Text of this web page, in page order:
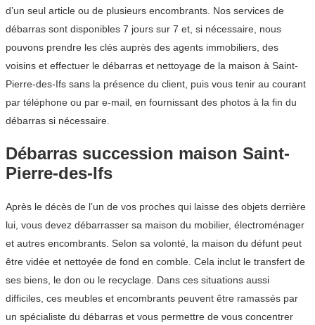
d’un seul article ou de plusieurs encombrants. Nos services de
débarras sont disponibles 7 jours sur 7 et, si nécessaire, nous
pouvons prendre les clés auprès des agents immobiliers, des
voisins et effectuer le débarras et nettoyage de la maison à Saint-
Pierre-des-Ifs sans la présence du client, puis vous tenir au courant
par téléphone ou par e-mail, en fournissant des photos à la fin du
débarras si nécessaire.
Débarras succession maison Saint-
Pierre-des-Ifs
Après le décès de l’un de vos proches qui laisse des objets derrière
lui, vous devez débarrasser sa maison du mobilier, électroménager
et autres encombrants. Selon sa volonté, la maison du défunt peut
être vidée et nettoyée de fond en comble. Cela inclut le transfert de
ses biens, le don ou le recyclage. Dans ces situations aussi
difficiles, ces meubles et encombrants peuvent être ramassés par
un spécialiste du débarras et vous permettre de vous concentrer